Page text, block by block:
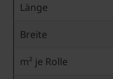
Länge
Breite
m² je Rolle